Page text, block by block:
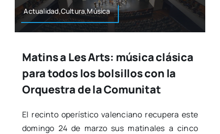
Actualidad,Cultura,Música
Matins a Les Arts: música clásica
para todos los bolsillos con la
Orquestra de la Comunitat
El recin­to ope­rís­ti­co valen­ciano recu­pe­ra este
domin­go 24 de mar­zo sus mati­na­les a cin­co